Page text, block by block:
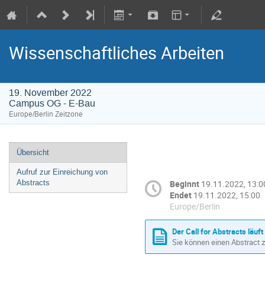
Wissenschaftliches Arbeiten
19. November 2022
Campus OG - E-Bau
Europe/Berlin Zeitzone
Übersicht
Aufruf zur Einreichung von
Abstracts
Beginnt 19.11.2022,
Endet 19.11.2022, 15:00
Europe/Berlin
Der Call for Abstracts
Sie können einen Abstract